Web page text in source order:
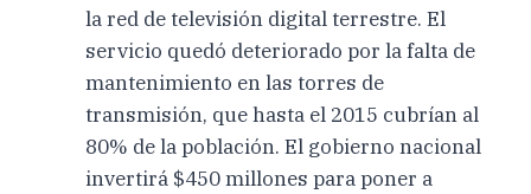
la red de televisión digital terrestre. El
servicio quedó deteriorado por la falta de
mantenimiento en las torres de
transmisión, que hasta el 2015 cubrían al
80% de la población. El gobierno nacional
invertirá $450 millones para poner a